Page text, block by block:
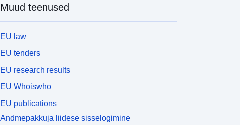
Muud teenused
EU law
EU tenders
EU research results
EU Whoiswho
EU publications
Andmepakkuja liidese sisselogimine